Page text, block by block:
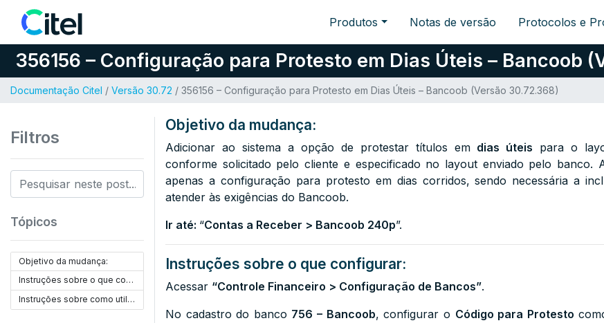
Pular para o conteúdo Produtos Notas de versão Protocolos e
356156 – Configuração para Protesto em Dias Úteis – Bancoob
Documentação Citel / Versão 30.72 / 356156 – Configuração para Protesto em Dias Úteis – Bancoob (Versão 30.72.368)
Filtros
Tópicos
Objetivo da mudança:
Instruções sobre o que configurar:
Instruções sobre como utilizar:
Objetivo da mudança:
Adicionar ao sistema a opção de protestar títulos em dias úteis para o
conforme solicitado pelo cliente e especificado no layout enviado pelo banco.
apenas a configuração para protesto em dias corridos, sendo necessária a
atender às exigências do Bancoob.
Ir até: “Contas a Receber > Bancoob 240p”.
Instruções sobre o que configurar:
Acessar “Controle Financeiro > Configuração de Bancos”.
No cadastro do banco 756 – Bancoob, configurar o Código para Protesto